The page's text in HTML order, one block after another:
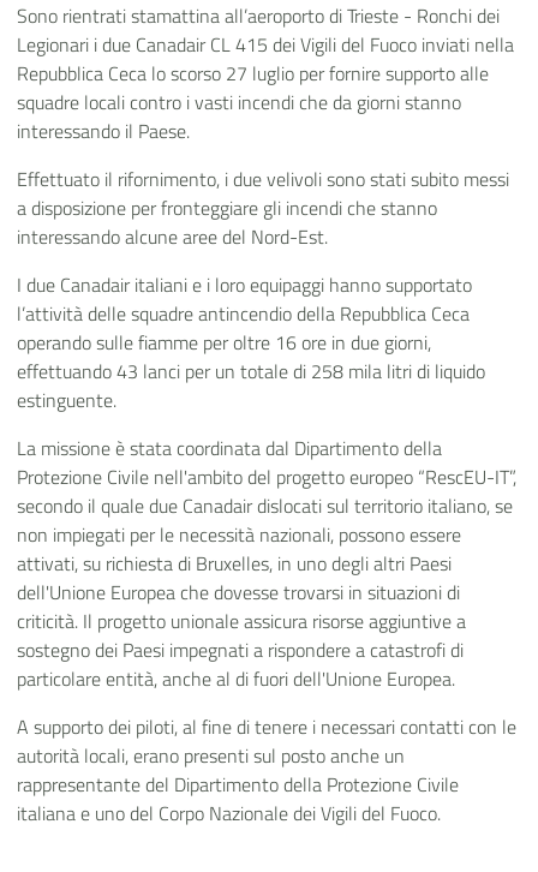
Sono rientrati stamattina all’aeroporto di Trieste - Ronchi dei
Legionari i due Canadair CL 415 dei Vigili del Fuoco inviati nella
Repubblica Ceca lo scorso 27 luglio perfornire supporto alle
squadre locali contro i vasti incendi che da giorni stanno
interessando il Paese.
Effettuato il rifornimento, i due velivoli sono stati subito messi
a disposizione per fronteggiare gli incendi che stanno
interessando alcune aree del Nord-Est.
I due Canadair italiani e i loro equipaggi hanno supportato
l’attività delle squadre antincendio della Repubblica Ceca
operando sulle fiamme per oltre 16 ore in due giorni,
effettuando 43 lanci per un totale di 258 mila litri di liquido
estinguente.
La missione è stata coordinata dal Dipartimento della
Protezione Civile nell'ambito del progetto europeo “RescEU-IT”,
secondo il quale due Canadair dislocati sul territorio italiano, se
non impiegati per le necessità nazionali, possono essere
attivati, su richiesta di Bruxelles, in uno degli altri Paesi
dell'Unione Europea che dovesse trovarsi in situazioni di
criticità. Il progetto unionale assicura risorse aggiuntive a
sostegno dei Paesi impegnati a rispondere a catastrofi di
particolare entità, anche al di fuori dell'Unione Europea.
A supporto dei piloti, al fine di tenere i necessari contatti con le
autorità locali, erano presenti sul posto anche un
rappresentante del Dipartimento della Protezione Civile
italiana e uno del Corpo Nazionale dei Vigili del Fuoco.